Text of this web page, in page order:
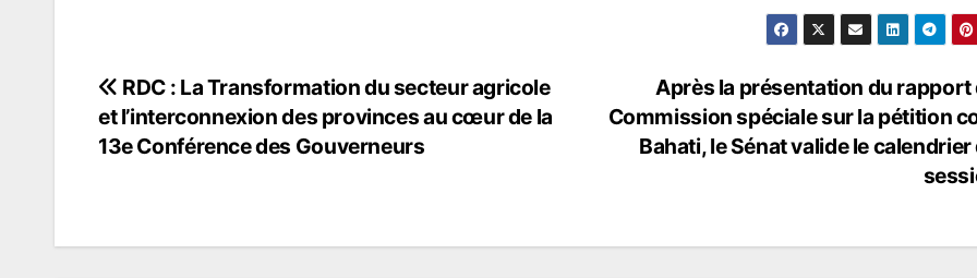
Navigation
de
Après la présentation du rapport
Commission spéciale sur la pétition
Bahati, le Sénat valide le calendrier
RDC : La Transformation du secteur agricole
et l’interconnexion des provinces au cœur de la
13e Conférence des Gouverneurs